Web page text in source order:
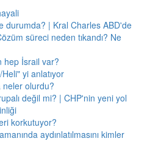
durumda? | Kral Charles ABD'de
süreci neden tıkandı? Ne
hep İsrail var?
yi anlatıyor
neler olurdu?
değil mi? | CHP'nin yeni yol
korkutuyor?
aydınlatılmasını kimler